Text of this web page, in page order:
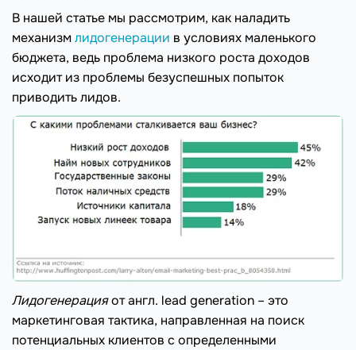
В нашей статье мы рассмотрим, как наладить
механизмлидогенерации в условиях маленького
бюджета, ведь проблема низкого роста доходов
исходит из проблемы безуспешных попыток
приводить лидов.
Лидогенерацияот англ. lead generation – это
маркетинговая тактика, направленная на поиск
потенциальных клиентов с определенными